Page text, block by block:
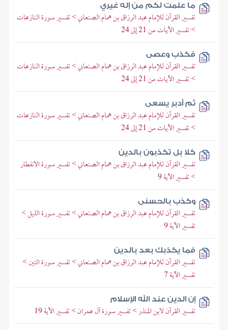
ما علمت لكم من إله غيري
تفسير القرآن للإمام عبد الرزاق بن همام الصنعاني > تفسير سورة النازعات
> تفسير الآيات من 21 إلى 24
فكذب وعصى
تفسير القرآن للإمام عبد الرزاق بن همام الصنعاني > تفسير سورة النازعات
> تفسير الآيات من 21 إلى 24
ثم أدبر يسعى
تفسير القرآن للإمام عبد الرزاق بن همام الصنعاني > تفسير سورة النازعات
> تفسير الآيات من 21 إلى 24
كلا بل تكذبون بالدين
تفسير القرآن للإمام عبد الرزاق بن همام الصنعاني > تفسير سورة الانفطار
> تفسير الآية 9
وكذب بالحسنى
تفسير القرآن للإمام عبد الرزاق بن همام الصنعاني > تفسير سورة الليل >
تفسير الآية 9
فما يكذبك بعد بالدين
تفسير القرآن للإمام عبد الرزاق بن همام الصنعاني > تفسير سورة التين >
تفسير الآية 7
إن الدين عند الله الإسلام
تفسير القرآن لابن المنذر > تفسير سورة آل عمران > تفسير الآية 19